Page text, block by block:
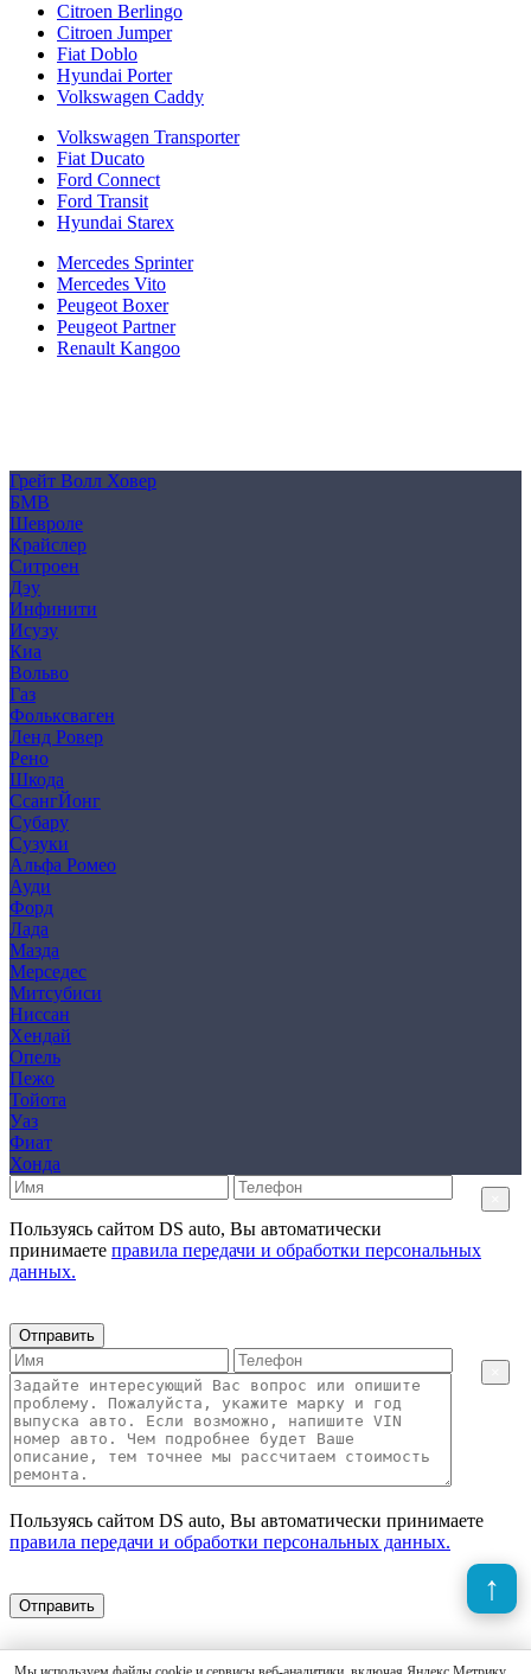
Citroen Berlingo
Citroen Jumper
Fiat Doblo
Hyundai Porter
Volkswagen Caddy
Volkswagen Transporter
Fiat Ducato
Ford Connect
Ford Transit
Hyundai Starex
Mercedes Sprinter
Mercedes Vito
Peugeot Boxer
Peugeot Partner
Renault Kangoo
Грейт Волл Ховер
БМВ
Шевроле
Крайслер
Ситроен
Дэу
Инфинити
Исузу
Киа
Вольво
Газ
Фольксваген
Ленд Ровер
Рено
Шкода
СсангЙонг
Субару
Сузуки
Альфа Ромео
Ауди
Форд
Лада
Мазда
Мерседес
Митсубиси
Ниссан
Хендай
Опель
Пежо
Тойота
Уаз
Фиат
Хонда
Пользуясь сайтом DS auto, Вы автоматически
принимаете правила передачи и обработки персональных
данных.
Отправить
Пользуясь сайтом DS auto, Вы автоматически принимаете
правила передачи и обработки персональных данных.
Отправить